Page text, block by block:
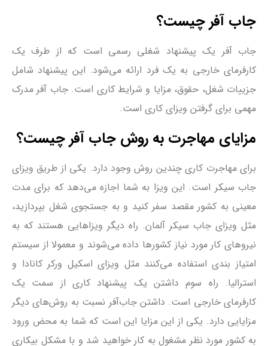
جاب آفر چیست؟
جاب آفر یک پیشنهاد شغلی رسمی است که از طرف یک
کارفرمای خارجی به یک فرد ارائه می‌شود. این پیشنهاد شامل
جزییات شغل، حقوق، مزایا و شرایط کاری است. جاب آفر مدرک
مهمی برای گرفتن ویزای کاری است.
مزایای مهاجرت به روش جاب آفر چیست؟
برای مهاجرت کاری چندین روش وجود دارد. یکی از طریق ویزای
جاب سیکر است. این ویزا به شما اجازه می‌دهد که برای مدت
معینی به کشور مقصد سفر کنید و به جستجوی شغل بپردازید،
مثل ویزای جاب سیکر آلمان. راه دیگر ویزاهایی هستند که به
نیروهای کار مورد نیاز کشورها داده می‌شوند و معمولا از سیستم
امتیاز بندی استفاده می‌کنند مثل ویزای اسکیل ورکر کانادا و
استرالیا. راه سوم داشتن یک پیشنهاد کاری از سمت یک
کارفرمای خارجی است. داشتن جاب‌آفر نسبت به روش‌های دیگر
مزایایی دارد. یکی از این مزایا این است که شما به محض ورود
به کشور مورد نظر مشغول به کار خواهید شد و با مشکل بیکاری